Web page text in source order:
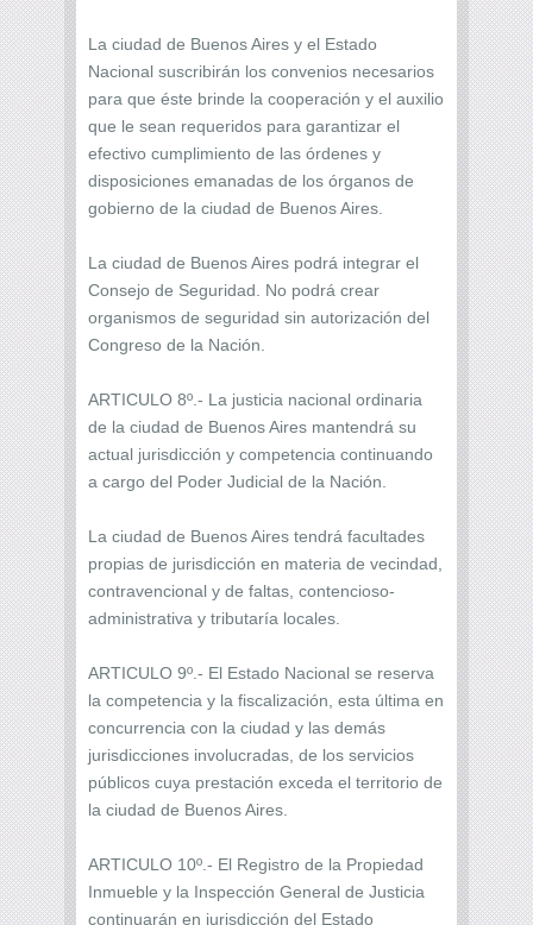
La ciudad de Buenos Aires y el Estado
Nacional suscribirán los convenios necesarios
para que éste brinde la cooperación y el auxilio
que le sean requeridos para garantizar el
efectivo cumplimiento de las órdenes y
disposiciones emanadas de los órganos de
gobierno de la ciudad de Buenos Aires.
La ciudad de Buenos Aires podrá integrar el
Consejo de Seguridad. No podrá crear
organismos de seguridad sin autorización del
Congreso de la Nación.
ARTICULO 8º.- La justicia nacional ordinaria
de la ciudad de Buenos Aires mantendrá su
actual jurisdicción y competencia continuando
a cargo del Poder Judicial de la Nación.
La ciudad de Buenos Aires tendrá facultades
propias de jurisdicción en materia de vecindad,
contravencional y de faltas, contencioso-
administrativa y tributaría locales.
ARTICULO 9º.- El Estado Nacional se reserva
la competencia y la fiscalización, esta última en
concurrencia con la ciudad y las demás
jurisdicciones involucradas, de los servicios
públicos cuya prestación exceda el territorio de
la ciudad de Buenos Aires.
ARTICULO 10º.- El Registro de la Propiedad
Inmueble y la Inspección General de Justicia
continuarán en jurisdicción del Estado